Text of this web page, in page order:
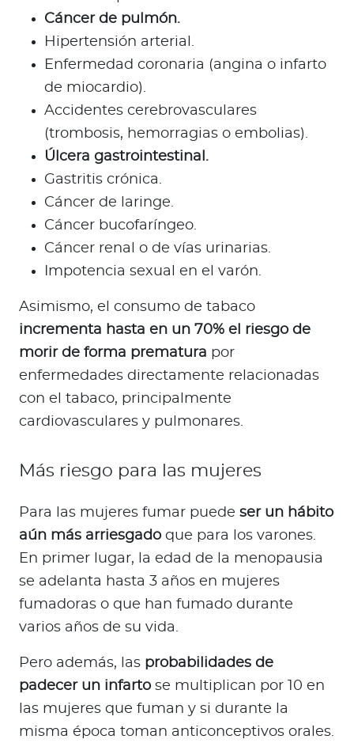
Cáncer de pulmón.
Hipertensión arterial.
Enfermedad coronaria (angina o infarto
de miocardio).
Accidentes cerebrovasculares
(trombosis, hemorragias o embolias).
Úlcera gastrointestinal.
Gastritis crónica.
Cáncer de laringe.
Cáncer bucofaríngeo.
Cáncer renal o de vías urinarias.
Impotencia sexual en el varón.
Asimismo, el consumo de tabaco
incrementa hasta en un 70% el riesgo de
morir de forma prematura por
enfermedades directamente relacionadas
con el tabaco, principalmente
cardiovasculares y pulmonares.
Más riesgo para las mujeres
Para las mujeres fumar puede ser un hábito
aún más arriesgadoque para los varones.
En primer lugar, la edad de la menopausia
se adelanta hasta 3 años en mujeres
fumadoras o que han fumado durante
varios años de su vida.
Pero además, las probabilidades de
padecer un infartose multiplican por 10 en
las mujeres que fuman y si durante la
misma época toman anticonceptivos orales.